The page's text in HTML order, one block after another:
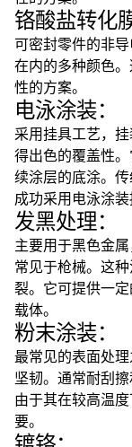
铬酸盐转化
可密封零件的非
在内的多种颜色
性的方案。
电泳涂装：
采用挂具工艺，
得出色的覆盖性
续涂层的底涂。
成功采用电泳涂装
发黑处理：
主要用于黑色金
常见于枪械。这
裂。它可提供一
载体。
粉末涂装：
最常见的表面处
坚韧。通常耐刮
由于其在较高温
要。